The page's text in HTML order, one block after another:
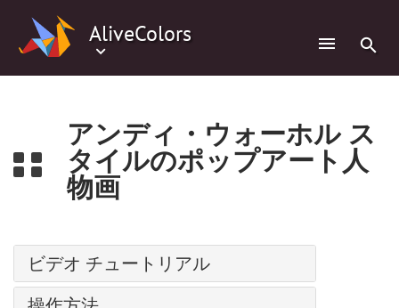
AliveColors
アンディ・ウォーホル ス
タイルのポップアート人
物画
ビデオ チュートリアル
パス上にテキスト